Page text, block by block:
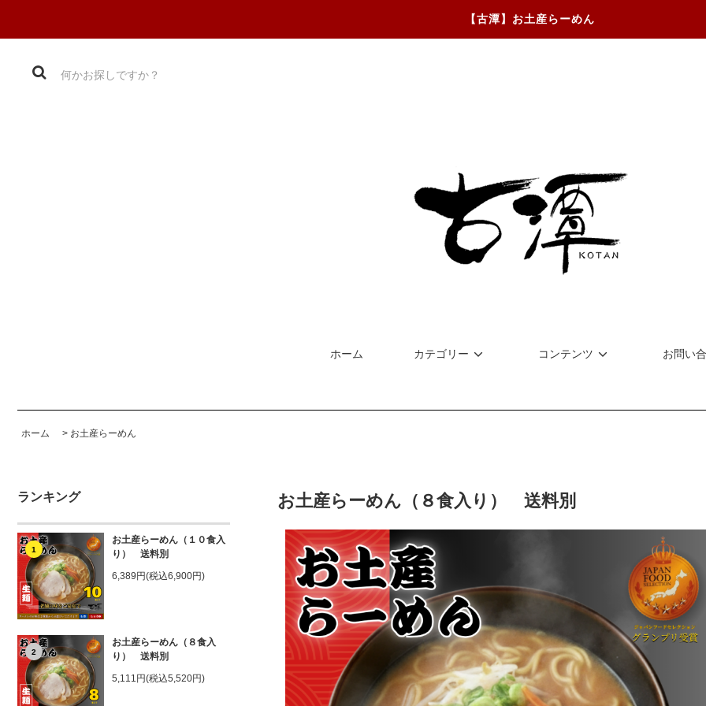
【古潭】お土産らーめん
ホーム カテゴリー コンテンツ お問い
ホーム > お土産らーめん
ランキング
1
お土産らーめん（１０食入
り） 送料別
6,389円(税込6,900円)
2
お土産らーめん（８食入
り） 送料別
5,111円(税込5,520円)
お土産らーめん（８食入り） 送料別